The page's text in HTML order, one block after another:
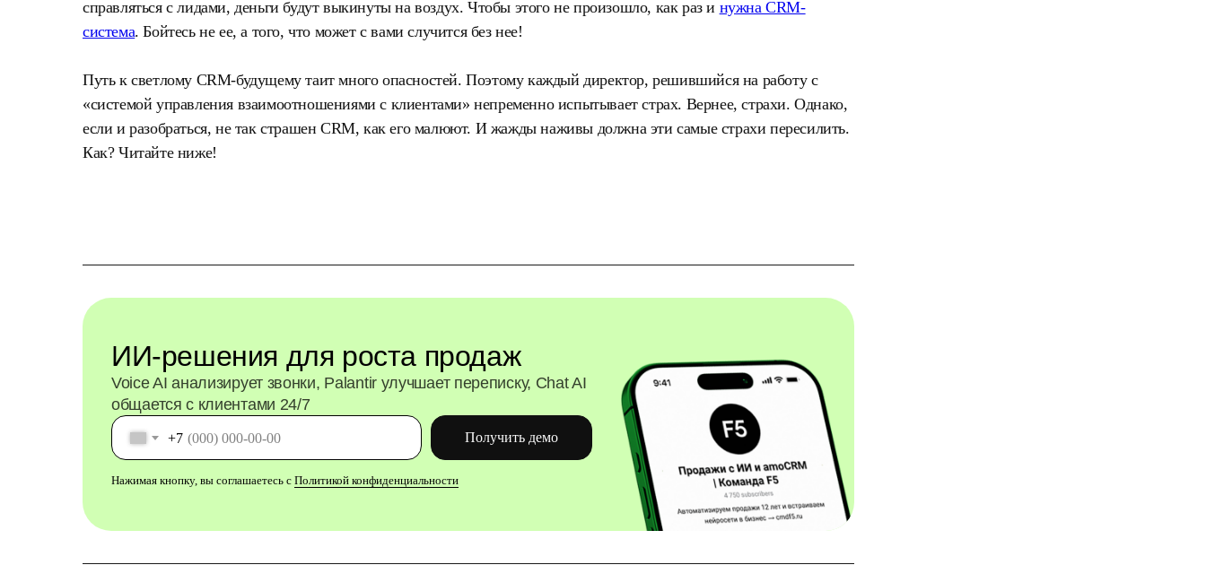
справляться с лидами, деньги будут выкинуты на воздух. Чтобы этого не произошло, как раз и нужна СRM-
система. Бойтесь не ее, а того, что может с вами случится без нее!
Путь к светлому СRM-будущему таит много опасностей. Поэтому каждый директор, решившийся на работу с
«системой управления взаимоотношениями с клиентами» непременно испытывает страх. Вернее, страхи. Однако,
если и разобраться, не так страшен CRM, как его малюют. И жажды наживы должна эти самые страхи пересилить.
Как? Читайте ниже!
ИИ-решения для роста продаж
Voice AI анализирует звонки, Palantir улучшает переписку, Chat AI
общается с клиентами 24/7
+7 Получить демо
Нажимая кнопку, вы соглашаетесь с Политикой конфиденциальности